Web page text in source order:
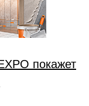
покажет